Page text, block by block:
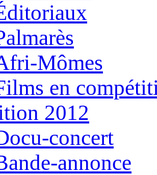
Mômes
en
2012
concert
annonce